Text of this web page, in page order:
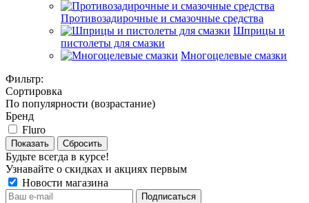
Противозадирочные и смазочные средства
Шприцы и
пистолеты для смазки
Многоцелевые смазки
Фильтр:
Сортировка
По популярности (возрастание)
Бренд
Fluro
Показать Сбросить
Будьте всегда в курсе!
Узнавайте о скидках и акциях первым
Новости магазина